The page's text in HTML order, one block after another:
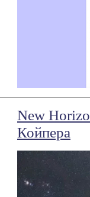
New
Койпера